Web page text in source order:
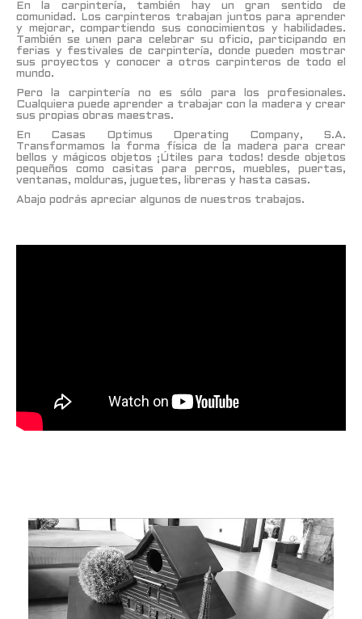
En la carpintería, también hay un gran sentido de
comunidad. Los carpinteros trabajan juntos para aprender
y mejorar, compartiendo sus conocimientos y habilidades.
También se unen para celebrar su oficio, participando en
ferias y festivales de carpintería, donde pueden mostrar
sus proyectos y conocer a otros carpinteros de todo el
mundo.
Pero la carpintería no es sólo para los profesionales.
Cualquiera puede aprender a trabajar con la madera y crear
sus propias obras maestras.
En Casas Optimus Operating Company, S.A.
Transformamos la forma física de la madera para crear
bellos y mágicos objetos ¡Útiles para todos! desde objetos
pequeños como casitas para perros, muebles, puertas,
ventanas, molduras, juguetes, libreras y hasta casas.
Abajo podrás apreciar algunos de nuestros trabajos.